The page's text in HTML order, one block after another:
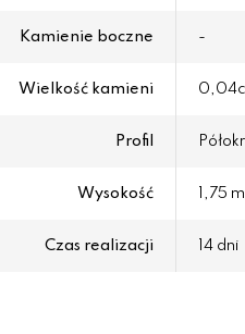
Kamienie boczne -
Wielkość kamieni
Profil
Wysokość 1,75
Czas realizacji 14 dni